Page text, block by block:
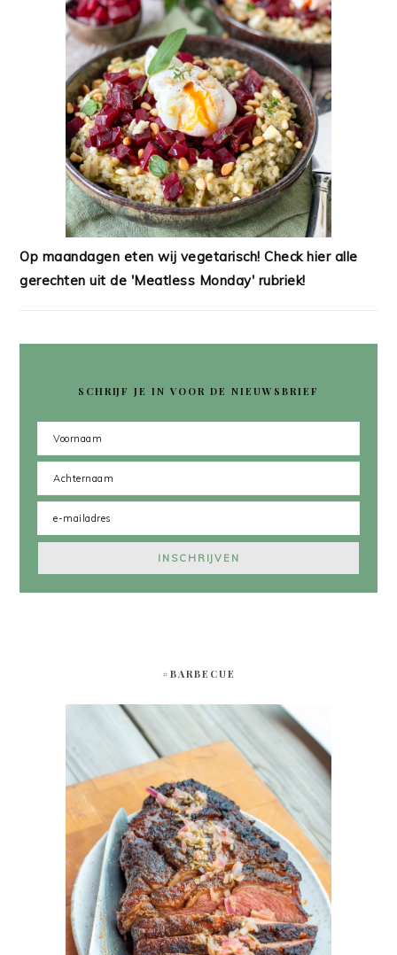
Op maandagen eten wij vegetarisch! Check hier alle
gerechten uit de 'Meatless Monday' rubriek!
SCHRIJF JE IN VOOR DE NIEUWSBRIEF
#BARBECUE